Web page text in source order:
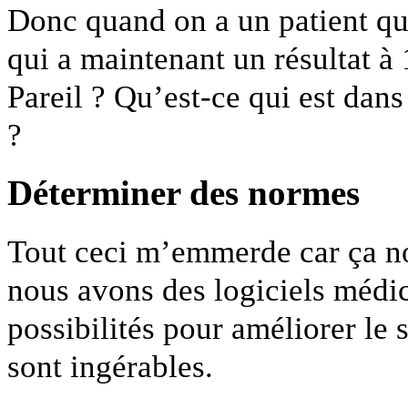
Donc quand on a un patient
qui a maintenant un résultat à
Pareil ? Qu’est-ce qui est
?
Déterminer des normes
Tout ceci m’emmerde car ça
nous avons des logiciels
possibilités pour améliorer le
sont ingérables.